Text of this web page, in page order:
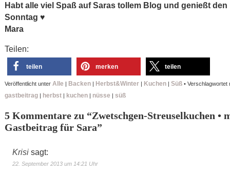
Habt alle viel Spaß auf Saras tollem Blog und genießt den
Sonntag ♥
Mara
Teilen:
teilen merken teilen
Veröffentlicht unter Alle | Backen| Herbst&Winter| Kuchen| Süß• Verschlagwortet
gastbeitrag| herbst| kuchen| nüsse | süß
5 Kommentare zu “Zwetschgen-Streuselkuchen •
Gastbeitrag für Sara”
Krisi sagt:
22. September 2013 um 14:21 Uhr